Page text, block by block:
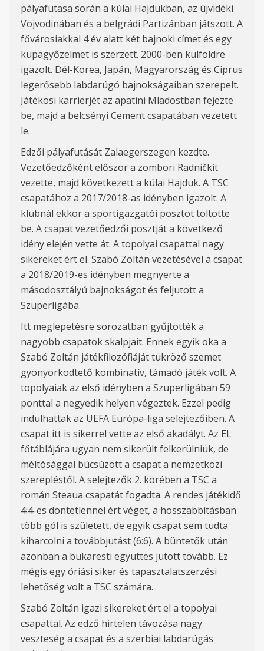
pályafutasa során a kúlai Hajdukban, az újvidéki
Vojvodinában és a belgrádi Partizánban játszott. A
fővárosiakkal 4 év alatt két bajnoki címet és egy
kupagyőzelmet is szerzett. 2000-ben külföldre
igazolt. Dél-Korea, Japán, Magyarország és Ciprus
legerősebb labdarúgó bajnokságaiban szerepelt.
Játékosi karrierjét az apatini Mladostban fejezte
be, majd a belcsényi Cement csapatában vezetett
le.
Edzői pályafutását Zalaegerszegen kezdte.
Vezetőedzőként először a zombori Radničkit
vezette, majd következett a kúlai Hajduk. A TSC
csapatához a 2017/2018-as idényben igazolt. A
klubnál ekkor a sportigazgatói posztot töltötte
be. A csapat vezetőedzői posztját a következő
idény elején vette át. A topolyai csapattal nagy
sikereket ért el. Szabó Zoltán vezetésével a csapat
a 2018/2019-es idényben megnyerte a
másodosztályú bajnokságot és feljutott a
Szuperligába.
Itt meglepetésre sorozatban gyűjtötték a
nagyobb csapatok skalpjait. Ennek egyik oka a
Szabó Zoltán játékfilozófiáját tükröző szemet
gyönyörködtető kombinatív, támadó játék volt. A
topolyaiak az első idényben a Szuperligában 59
ponttal a negyedik helyen végeztek. Ezzel pedig
indulhattak az UEFA Európa-liga selejtezőiben. A
csapat itt is sikerrel vette az első akadályt. Az EL
főtáblájára ugyan nem sikerült felkerülniük, de
méltósággal búcsúzott a csapat a nemzetközi
szerepléstől. A selejtezők 2. körében a TSC a
román Steaua csapatát fogadta. A rendes játékidő
4:4-es döntetlennel ért véget, a hosszabbításban
több gól is született, de egyik csapat sem tudta
kiharcolni a továbbjutást (6:6). A büntetők után
azonban a bukaresti együttes jutott tovább. Ez
mégis egy óriási siker és tapasztalatszerzési
lehetőség volt a TSC számára.
Szabó Zoltán igazi sikereket ért el a topolyai
csapattal. Az edző hirtelen távozása nagy
veszteség a csapat és a szerbiai labdarúgás